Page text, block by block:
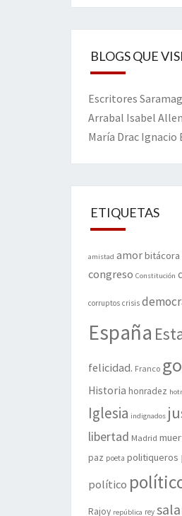
BLOGS QUE
Escritores
Arrabal Isabel
María Drac Ignacio
ETIQUETAS
amistad amorbitácora
congreso Constitución
corruptos crisis
España
felicidad. Franco
Historia honradez
Iglesia indignados
libertad Madrid
paz poeta politiqueros
político
Rajoy república rey